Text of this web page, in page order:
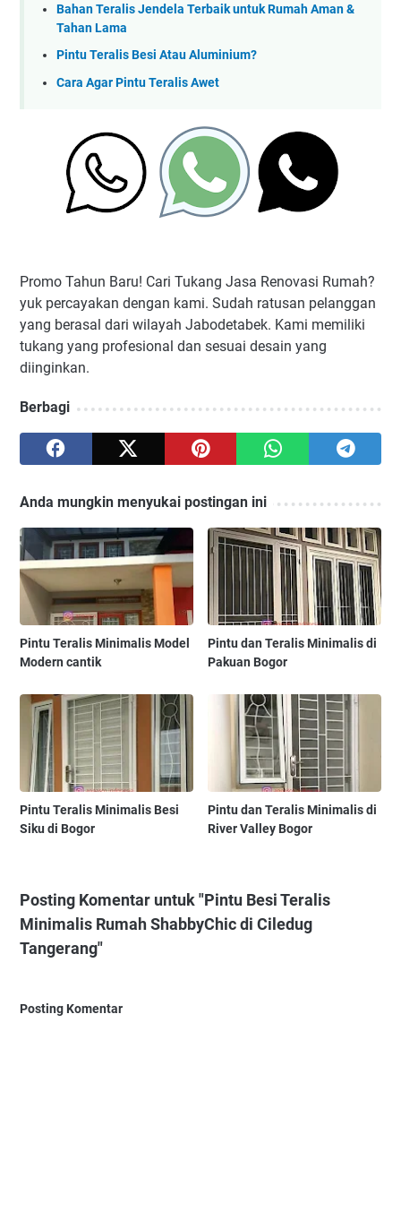
Bahan Teralis Jendela Terbaik untuk Rumah Aman &
Tahan Lama
Pintu Teralis Besi Atau Aluminium?
Cara Agar Pintu Teralis Awet
Promo Tahun Baru! Cari Tukang Jasa Renovasi Rumah?
yuk percayakan dengan kami. Sudah ratusan pelanggan
yang berasal dari wilayah Jabodetabek. Kami memiliki
tukang yang profesional dan sesuai desain yang
diinginkan.
Berbagi
Anda mungkin menyukai postingan ini
Pintu Teralis Minimalis Model
Modern cantik
Pintu dan Teralis Minimalis di
Pakuan Bogor
Pintu Teralis Minimalis Besi
Siku di Bogor
Pintu dan Teralis Minimalis di
River Valley Bogor
Posting Komentar untuk "Pintu Besi Teralis
Minimalis Rumah ShabbyChic di Ciledug
Tangerang"
Posting Komentar